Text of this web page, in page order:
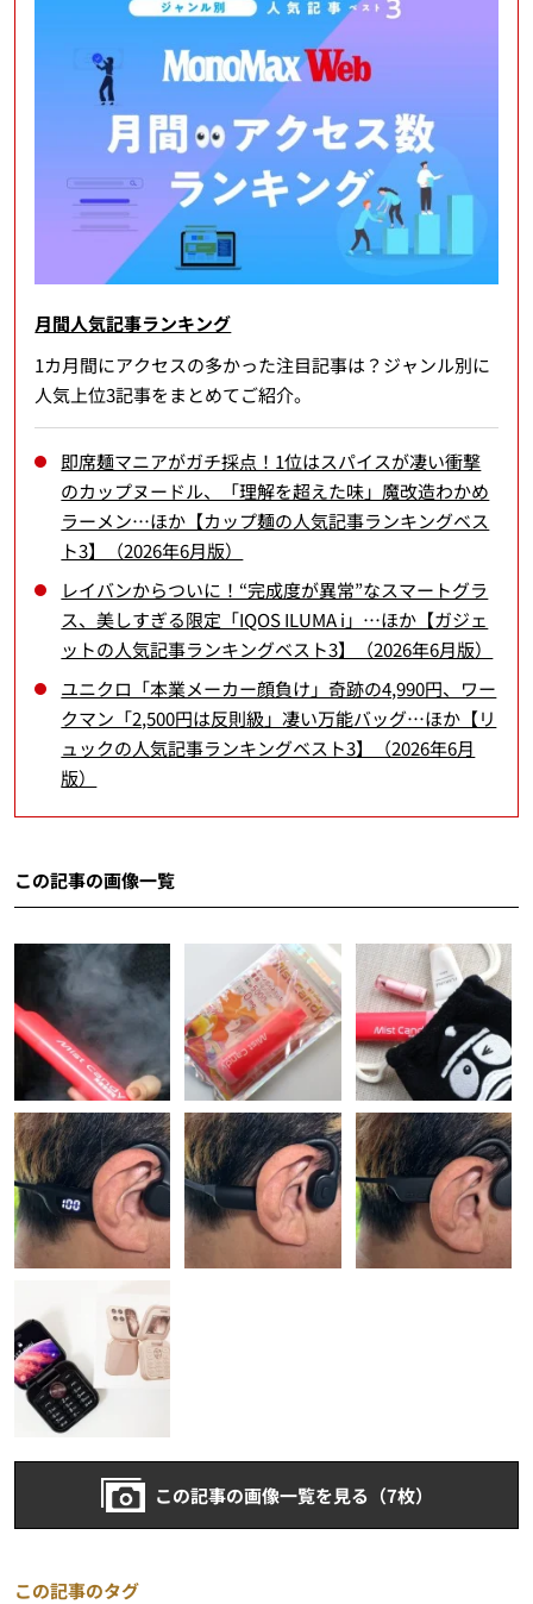
月間人気記事ランキング
1カ月間にアクセスの多かった注目記事は？ジャンル別に
人気上位3記事をまとめてご紹介。
即席麺マニアがガチ採点！1位はスパイスが凄い衝撃
のカップヌードル、「理解を超えた味」魔改造わかめ
ラーメン…ほか【カップ麺の人気記事ランキングベス
ト3】（2026年6月版）
レイバンからついに！“完成度が異常”なスマートグラ
ス、美しすぎる限定「IQOS ILUMA i」…ほか【ガジェ
ットの人気記事ランキングベスト3】（2026年6月版）
ユニクロ「本業メーカー顔負け」奇跡の4,990円、ワー
クマン「2,500円は反則級」凄い万能バッグ…ほか【リ
ュックの人気記事ランキングベスト3】（2026年6月
版）
この記事の画像一覧
この記事の画像一覧を見る（7枚）
この記事のタグ